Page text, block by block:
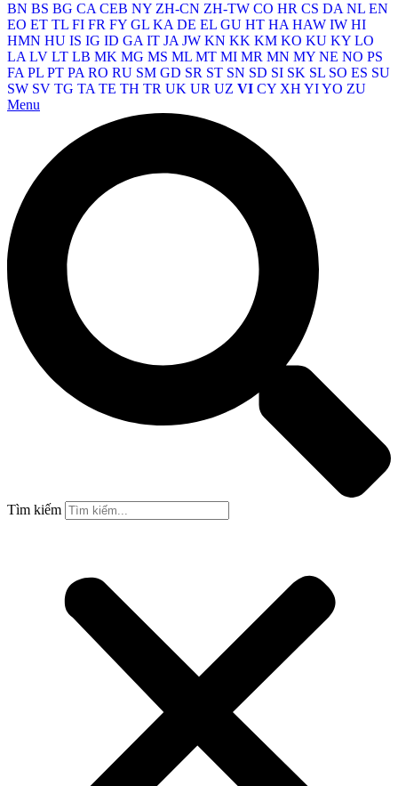
BN BS BG CA CEB NY ZH-CN ZH-TW CO HR CS DA NL EN
EO ET TL FI FR FY GL KA DE EL GU HT HA HAW IW HI
HMN HU IS IG ID GA IT JA JW KN KK KM KO KU KY LO
LA LV LT LB MK MG MS ML MT MI MR MN MY NE NO PS
FA PL PT PA RO RU SM GD SR ST SN SD SI SK SL SO ES SU
SW SV TG TA TE TH TR UK UR UZ VI CY XH YIYO ZU
Menu
Tìm kiếm